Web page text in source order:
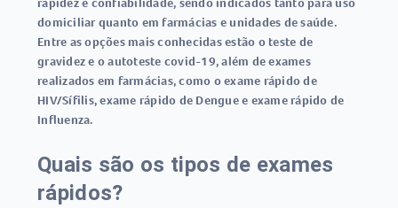
domiciliar quanto em farmácias e unidades de saúde.
Entre as opções mais conhecidas estão oteste de
gravideze oautoteste covid-19, além de exames
realizados em farmácias, como oexame rápido de
HIV/Sífilis,exame rápido de Denguee exame rápido de
Influenza.
Quais são os tipos de exames
rápidos?